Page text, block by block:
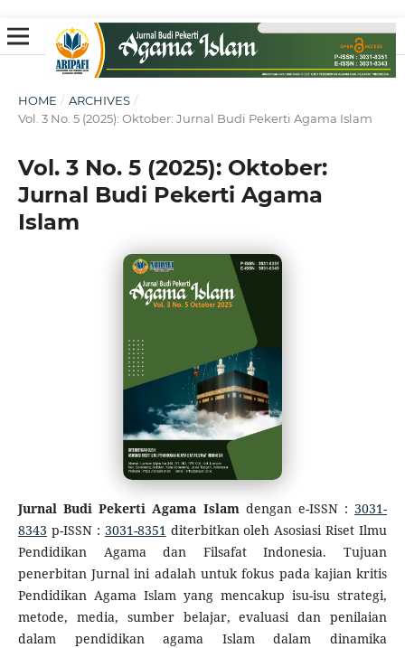
HOME / ARCHIVES /
Vol. 3 No. 5 (2025): Oktober: Jurnal Budi Pekerti Agama Islam
Vol. 3 No. 5 (2025): Oktober:
Jurnal Budi Pekerti Agama
Islam
Jurnal Budi Pekerti Agama Islamdengan e-ISSN : 3031-
8343 p-ISSN : 3031-8351 diterbitkan oleh Asosiasi Riset Ilmu
Pendidikan Agama dan Filsafat Indonesia. Tujuan
penerbitan Jurnal ini adalah untuk fokus pada kajian kritis
Pendidikan Agama Islam yang mencakup isu-isu strategi,
metode, media, sumber belajar, evaluasi dan penilaian
dalam pendidikan agama Islam dalam dinamika